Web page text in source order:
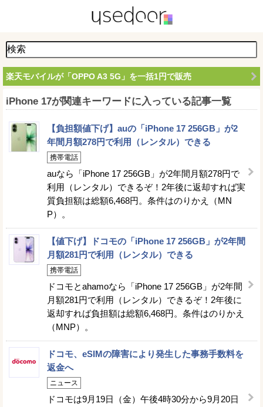
楽天モバイルが「OPPO A3 5G」を一括1円で販売
iPhone 17が関連キーワードに入っている記事一覧
【負担額値下げ】auの「iPhone 17 256GB」が2
年間月額278円で利用（レンタル）できる
携帯電話
auなら「iPhone 17 256GB」が2年間月額278円で
利用（レンタル）できるぞ！2年後に返却すれば実
質負担額は総額6,468円。条件はのりかえ（MN
P）。
【値下げ】ドコモの「iPhone 17 256GB」が2年間
月額281円で利用（レンタル）できる
携帯電話
ドコモとahamoなら「iPhone 17 256GB」が2年間
月額281円で利用（レンタル）できるぞ！2年後に
返却すれば負担額は総額6,468円。条件はのりかえ
（MNP）。
ドコモ、eSIMの障害により発生した事務手数料を
返金へ
ニュース
ドコモは9月19日（金）午後4時30分から9月20日